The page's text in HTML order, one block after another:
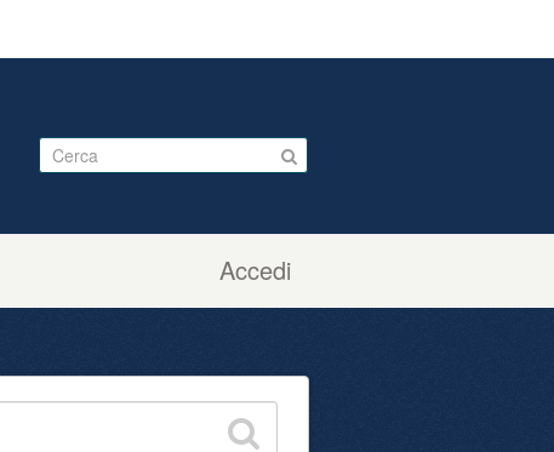
Accedi